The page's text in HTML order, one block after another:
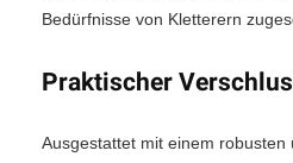
Bedürfnisse von Kletterern
Praktischer
Ausgestattet mit einem robusten